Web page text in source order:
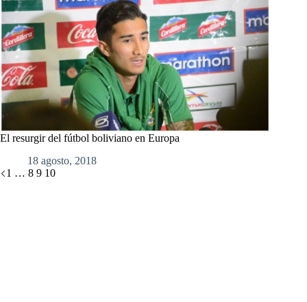
El resurgir del fútbol boliviano en Europa
18 agosto, 2018
1 … 8 9 10